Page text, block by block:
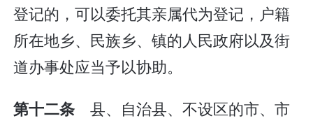
登记的，可以委托其亲属代为登记，户籍
所在地乡、民族乡、镇的人民政府以及街
道办事处应当予以协助。
第十二条 县、自治县、不设区的市、市